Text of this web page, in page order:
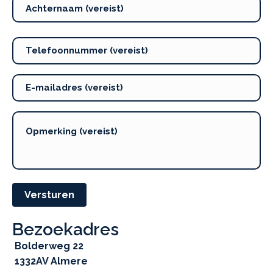
Versturen
Bezoekadres
Bolderweg 22
1332AV Almere